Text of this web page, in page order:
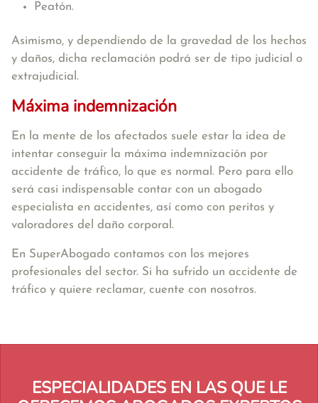
Peatón.
Asimismo, y dependiendo de la gravedad de los hechos
y daños, dicha reclamación podrá ser de tipo judicial o
extrajudicial.
Máxima indemnización
En la mente de los afectados suele estar la idea de
intentar conseguir la máxima indemnización por
accidente de tráfico, lo que es normal. Pero para ello
será casi indispensable contar con un abogado
especialista en accidentes, así como con peritos y
valoradores del daño corporal.
En SuperAbogado contamos con los mejores
profesionales del sector. Si ha sufrido un accidente de
tráfico y quiere reclamar, cuente con nosotros.
ESPECIALIDADES EN LAS QUE LE